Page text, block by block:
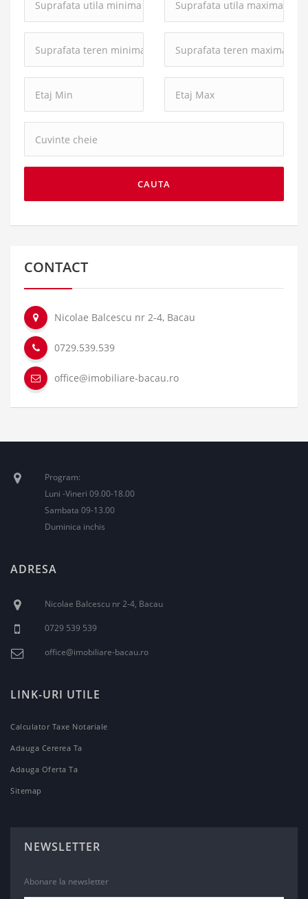
utila
minima:
utila
maxima:
teren
minima:
teren
maxima:
cheie:
CAUTA
CONTACT
Nicolae Balcescu nr 2-4, Bacau
0729.539.539
office@imobiliare-bacau.ro
Program:
Luni -Vineri 09.00-18.00
Sambata 09-13.00
Duminica inchis
ADRESA
Nicolae Balcescu nr 2-4, Bacau
0729 539 539
office@imobiliare-bacau.ro
LINK-URI UTILE
Calculator Taxe Notariale
Adauga Cererea Ta
Adauga Oferta Ta
Sitemap
NEWSLETTER
Abonare la newsletter